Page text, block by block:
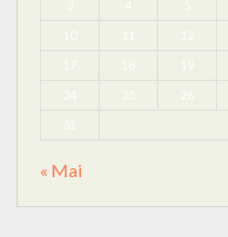
3 4 5
10 11 12
17 18 19
24 25 26
31
« Mai